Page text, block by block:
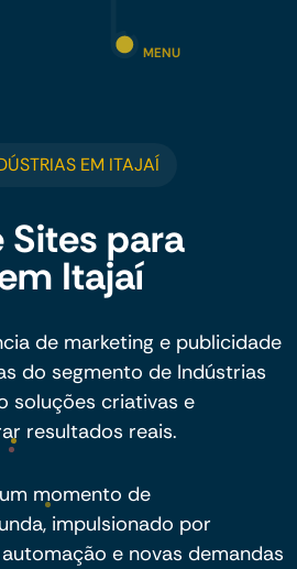
MENU
EM ITAJAÍ
para
Itajaí
de marketing e publicidade
do segmento de Indústrias
soluções criativas e
resultados reais.
momento de
impulsionado por
e novas demandas